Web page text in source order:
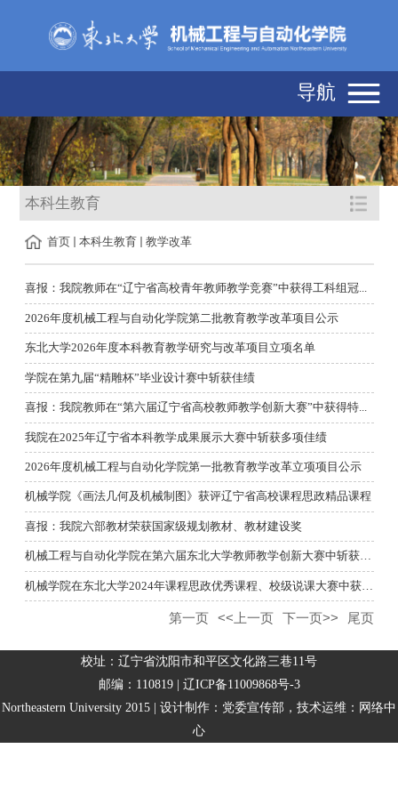
导航
本科生教育
首页 本科生教育 教学改革
喜报：我院教师在“辽宁省高校青年教师教学竞赛”中获得工科组冠...
2026年度机械工程与自动化学院第二批教育教学改革项目公示
东北大学2026年度本科教育教学研究与改革项目立项名单
学院在第九届“精雕杯”毕业设计赛中斩获佳绩
喜报：我院教师在“第六届辽宁省高校教师教学创新大赛”中获得特...
我院在2025年辽宁省本科教学成果展示大赛中斩获多项佳绩
2026年度机械工程与自动化学院第一批教育教学改革立项项目公示
机械学院《画法几何及机械制图》获评辽宁省高校课程思政精品课程
喜报：我院六部教材荣获国家级规划教材、教材建设奖
机械工程与自动化学院在第六届东北大学教师教学创新大赛中斩获佳...
机械学院在东北大学2024年课程思政优秀课程、校级说课大赛中获佳...
第一页 <<上一页 下一页>> 尾页
校址：辽宁省沈阳市和平区文化路三巷11号
邮编：110819 | 辽ICP备11009868号-3
Northeastern University 2015 | 设计制作：党委宣传部，技术运维：网络中
心